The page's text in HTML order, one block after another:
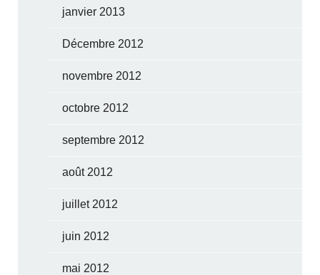
janvier 2013
Décembre 2012
novembre 2012
octobre 2012
septembre 2012
août 2012
juillet 2012
juin 2012
mai 2012